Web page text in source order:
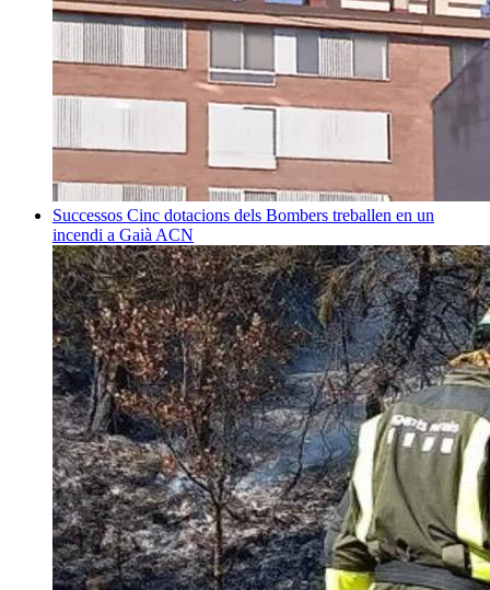
Successos Cinc dotacions dels Bombers treballen en un
incendi a Gaià ACN